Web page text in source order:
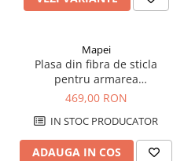
Mapei
Plasa din fibra de sticla
pentru armarea
hidroizolatiilor Mapei
469,00 RON
IN STOC PRODUCATOR
ADAUGA IN COS